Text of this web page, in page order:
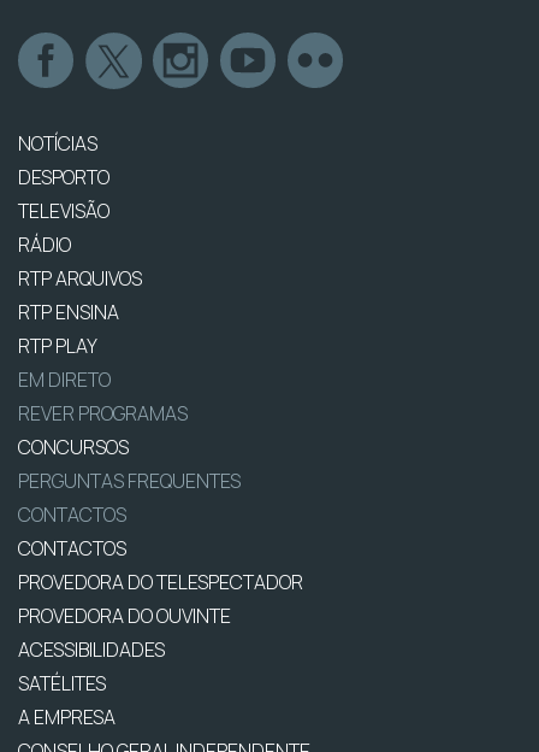
NOTÍCIAS
DESPORTO
TELEVISÃO
RÁDIO
RTP ARQUIVOS
RTP ENSINA
RTP PLAY
EM DIRETO
REVER PROGRAMAS
CONCURSOS
PERGUNTAS FREQUENTES
CONTACTOS
CONTACTOS
PROVEDORA DO TELESPECTADOR
PROVEDORA DO OUVINTE
ACESSIBILIDADES
SATÉLITES
A EMPRESA